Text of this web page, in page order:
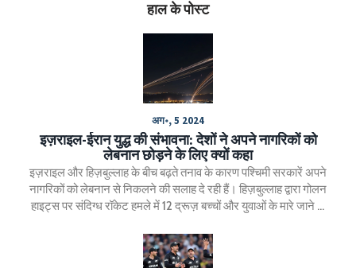
हाल के पोस्ट
अग॰, 5 2024
इज़राइल-ईरान युद्ध की संभावना: देशों ने अपने नागरिकों को
लेबनान छोड़ने के लिए क्यों कहा
इज़राइल और हिज़बुल्लाह के बीच बढ़ते तनाव के कारण पश्चिमी सरकारें अपने
नागरिकों को लेबनान से निकलने की सलाह दे रही हैं। हिज़बुल्लाह द्वारा गोलन
हाइट्स पर संदिग्ध रॉकेट हमले में 12 द्रूज़ बच्चों और युवाओं के मारे जाने के
स्थिति पैदा हो सकती है।